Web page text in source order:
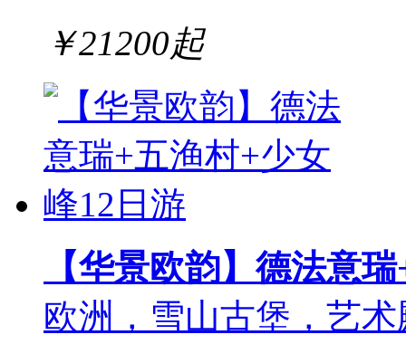
￥21200起
【华景欧韵】德法意
欧洲，雪山古堡，艺